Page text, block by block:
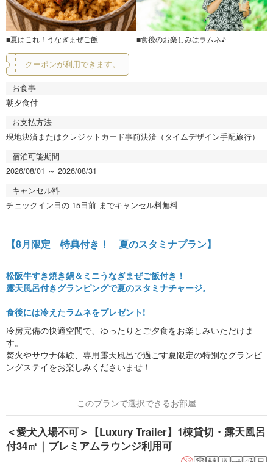
■夏はこれ！うなぎまぜご飯 ■食後のお楽しみはラムネ♪
クーポンが利用できます。
お食事
朝夕食付
お支払方法
現地決済またはクレジットカード事前決済（タイムデザイン手配旅行）
宿泊可能期間
2026/08/01 ～ 2026/08/31
キャンセル料
チェックイン日の 15日前 までキャンセル料無料
【8月限定 特典付き！ 夏のスタミナプラン】
松阪牛すき焼き鍋＆ミニうなぎまぜご飯付き！
露天風呂付きグランピングで夏のスタミナチャージ。
食後には冷えたラムネをプレゼント!
冷房完備の快適空間で、ゆったりとご夕食をお楽しみいただけま
す。
焚火やサウナ体験、専用露天風呂で過ごす夏限定の特別なグランピ
ングステイをお楽しみくださいませ！
このプランで選択できるお部屋
＜愛犬入場不可＞【Luxury Trailer】1棟貸切・露天風呂
付34㎡｜プレミアムラウンジ利用可